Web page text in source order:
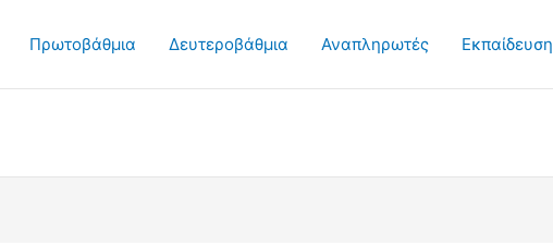
Πρωτοβάθμια Δευτεροβάθμια Αναπληρωτές Εκπαίδευση